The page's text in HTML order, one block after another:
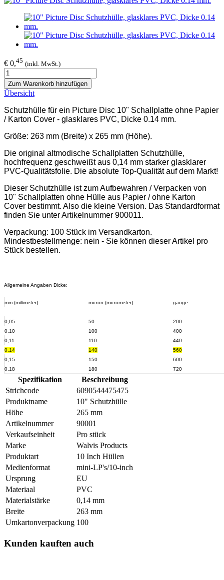
€ 0,45 (inkl. MwSt.)
Zum Warenkorb hinzufügen
Übersicht
Schutzhülle für ein Picture Disc 10" Schallplatte ohne Papier
/ Karton Cover - glasklares PVC, Dicke 0.14 mm.
Größe: 263 mm (Breite) x 265 mm (Höhe).
Die original altmodische Schallplatten Schutzhülle,
hochfrequenz geschweißt aus 0,14 mm starker glasklarer
PVC-Qualitätsfolie. Die absolute Top-Qualität auf dem Markt!
Dieser Schutzhülle ist zum Aufbewahren / Verpacken von
10" Schallplatten ohne Hülle aus Papier / ohne Karton
Cover bestimmt. Also die kleine Version. Das Standardformat
finden Sie unter Artikelnummer 900011.
Verpackung: 100 Stück im Versandkarton.
Mindestbestellmenge: nein - Sie können dieser Artikel pro
Stück bestellen.
Allgemeine Angaben Dicke:
mm (millimeter) micron (micrometer) gauge
0,05 50
200
0,10
100
400
0,11
110
440
0,14
140
560
0,15
150
600
0,18
180 720
Spezifikation
Beschreibung
Strichcode
6090544475475
Produktname
10" Schutzhülle
Höhe
265 mm
Artikelnummer
90001
Verkaufseinheit
Pro stück
Marke
Walvis Products
Produktart
10 Inch Hüllen
Medienformat
mini-LP's/10-inch
Ursprung
EU
Materiaal
PVC
Materialstärke
0,14 mm
Breite
263 mm
Umkartonverpackung 100
Kunden kauften auch